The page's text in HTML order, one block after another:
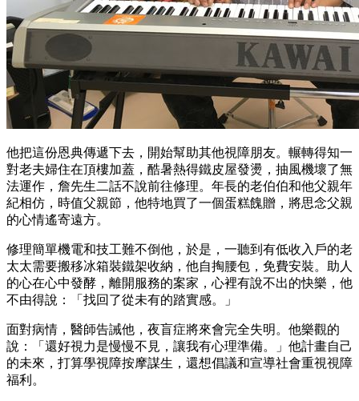
他把這份恩典傳遞下去，開始幫助其他視障朋友。輾轉得知一
對老夫婦住在頂樓加蓋，酷暑熱得鐵皮屋發燙，抽風機壞了無
法運作，詹先生二話不說前往修理。年長的老伯伯和他父親年
紀相仿，時值父親節，他特地買了一個蛋糕餽贈，將思念父親
的心情遙寄遠方。
修理簡單機電和技工難不倒他，於是，一聽到有低收入戶的老
太太需要搬移冰箱裝鐵架收納，他自掏腰包，免費安裝。助人
的心在心中發酵，離開服務的案家，心裡有說不出的快樂，他
不由得說：「找回了從未有的踏實感。」
面對病情，醫師告誡他，夜盲症將來會完全失明。他樂觀的
說：「還好視力是慢慢不見，讓我有心理準備。」他計畫自己
的未來，打算學視障按摩謀生，還想倡議和宣導社會重視視障
福利。